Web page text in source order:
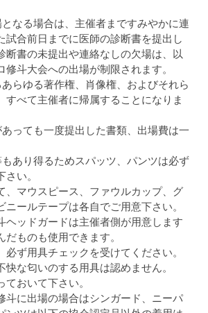
なる場合は、主催者まですみやかに連
試合前日までに医師の診断書を提出し
断書の未提出や連絡なしの欠場は、以
斗大会への出場が制限されます。
らゆる著作権、肖像権、およびそれら
すべて主催者に帰属することになりま
っても一度提出した書類、出場費は一
あり得るためスパッツ、パンツは必ず
い。
、マウスピース、ファウルカップ、グ
ニールテープは各自でご用意下さい。
ヘッドガードは主催者側が用意します
ものも使用できます。
ず用具チェックを受けてください。
な匂いのする用具は認めません。
おいて下さい。
斗に出場の場合はシンガード、ニーパ